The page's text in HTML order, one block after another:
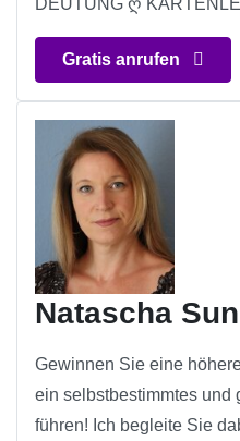
DEUTUNG ღ
Gratis anrufen
Natascha
Gewinnen Sie eine
ein selbstbestimmtes und
führen! Ich begleite Sie